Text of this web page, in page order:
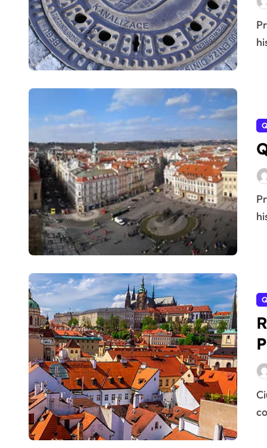
Praga, con su majestuosa arquitectura y su vibrante
Praga resulta ideal para recorrerla andando. Su centro
Ciudad Pequeña (Malá Strana) es uno de los barrios que